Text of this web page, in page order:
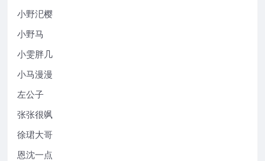
小野汜樱
小野马
小雯胖几
小马漫漫
左公子
张张很飒
徐珺大哥
恩沈一点